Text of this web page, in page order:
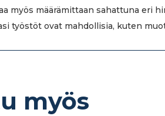
myös määrämittaan sahattuna eri
työstöt ovat mahdollisia, kuten
myös